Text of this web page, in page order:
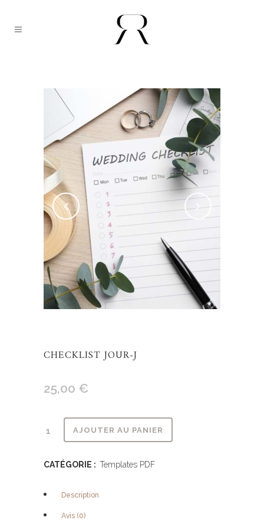
CHECKLIST JOUR-J
25,00 €
AJOUTER AU PANIER
CATÉGORIE : Templates PDF
Description
Avis (0)